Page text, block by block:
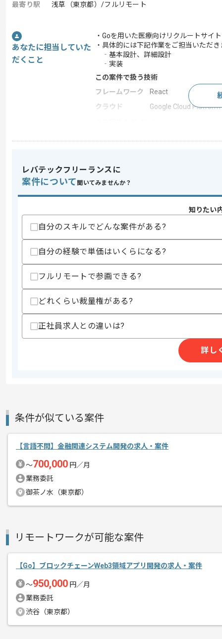
最寄り駅
浅草（東京都）/フルリモート
あなたに担当していた
だくこと
・Goを用いた医療向けリクルートサイ
・具体的には下記作業をご担当いただき
‐基本設計、詳細設計
‐実装
この案件で扱う技術
フレームワーク
React
クラウド
Google Cloud Platform
担当領域/システ
ム
スキル
求めるスキル
・バックエンド開発経験(2年以上)
・Go言語を用いた開発経験
・チームでの開発経験
・GCP環境下での開発経験
・Next.jsを用いた開発経験
・Hasuraの経験
精算・お支払い
精算基準時間
その他募集要項
エージェントからのコ
を展開している企業でございます。
レバテックフリーランスに
案件について 聞いてみませんか？
知りたい
自分のスキルでどんな案件がある?
自分の経験で単価はいくらになる?
フルリモートで参画できる?
どれくらい裁量権がある?
正社員求人との違いは?
詳し
条件が似ている案件
【言語不問】金融関連システム開発の求人・案件
〜700,000 円／月
業務委託
御茶ノ水（東京都）
リモートワークが可能な案件
【Go】ブロックチェーンWeb3領域アプリ開発の求人・案件
〜950,000 円／月
業務委託
渋谷（東京都）